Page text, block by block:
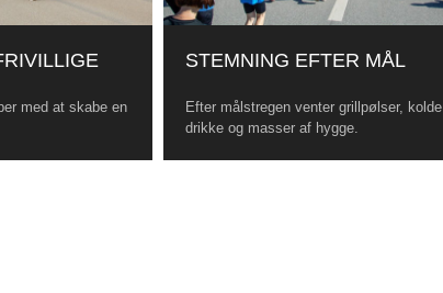
med at skabe en
STEMNING EFTER MÅL
Efter målstregen venter grillpølser, kolde
drikke og masser af hygge.